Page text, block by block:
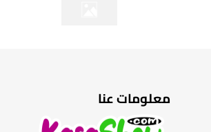
معلومات عنا